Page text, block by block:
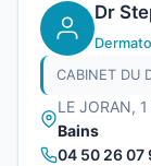
Dr
CABINET DU
LE JORAN,
Bains
04 50 26 07